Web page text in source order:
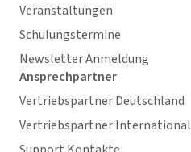
Veranstaltungen
Schulungstermine
Newsletter Anmeldung
Ansprechpartner
Vertriebspartner Deutschland
Vertriebspartner International